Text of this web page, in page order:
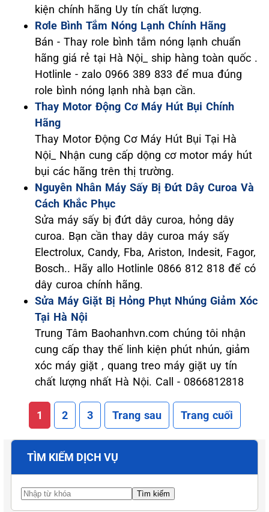
kiện chính hãng Uy tín chất lượng.
Rơle Bình Tắm Nóng Lạnh Chính Hãng
Bán - Thay role bình tắm nóng lạnh chuẩn
hãng giá rẻ tại Hà Nội_ ship hàng toàn quốc .
Hotlinle - zalo 0966 389 833 để mua đúng
role bình nóng lạnh nhà bạn cần.
Thay Motor Động Cơ Máy Hút Bụi Chính
Hãng
Thay Motor Động Cơ Máy Hút Bụi Tại Hà
Nội_ Nhận cung cấp dộng cơ motor máy hút
bụi các hãng trên thị trường.
Nguyên Nhân Máy Sấy Bị Đứt Dây Curoa Và
Cách Khắc Phục
Sửa máy sấy bị đứt dây curoa, hỏng dây
curoa. Bạn cần thay dây curoa máy sấy
Electrolux, Candy, Fba, Ariston, Indesit, Fagor,
Bosch.. Hãy allo Hotlinle 0866 812 818 để có
dây curoa chính hãng.
Sửa Máy Giặt Bị Hỏng Phụt Nhúng Giảm Xóc
Tại Hà Nội
Trung Tâm Baohanhvn.com chúng tôi nhận
cung cấp thay thế linh kiện phút nhún, giảm
xóc máy giặt , quang treo máy giặt uy tín
chất lượng nhất Hà Nội. Call - 0866812818
1 2 3 Trang sau Trang cuối
TÌM KIẾM DỊCH VỤ